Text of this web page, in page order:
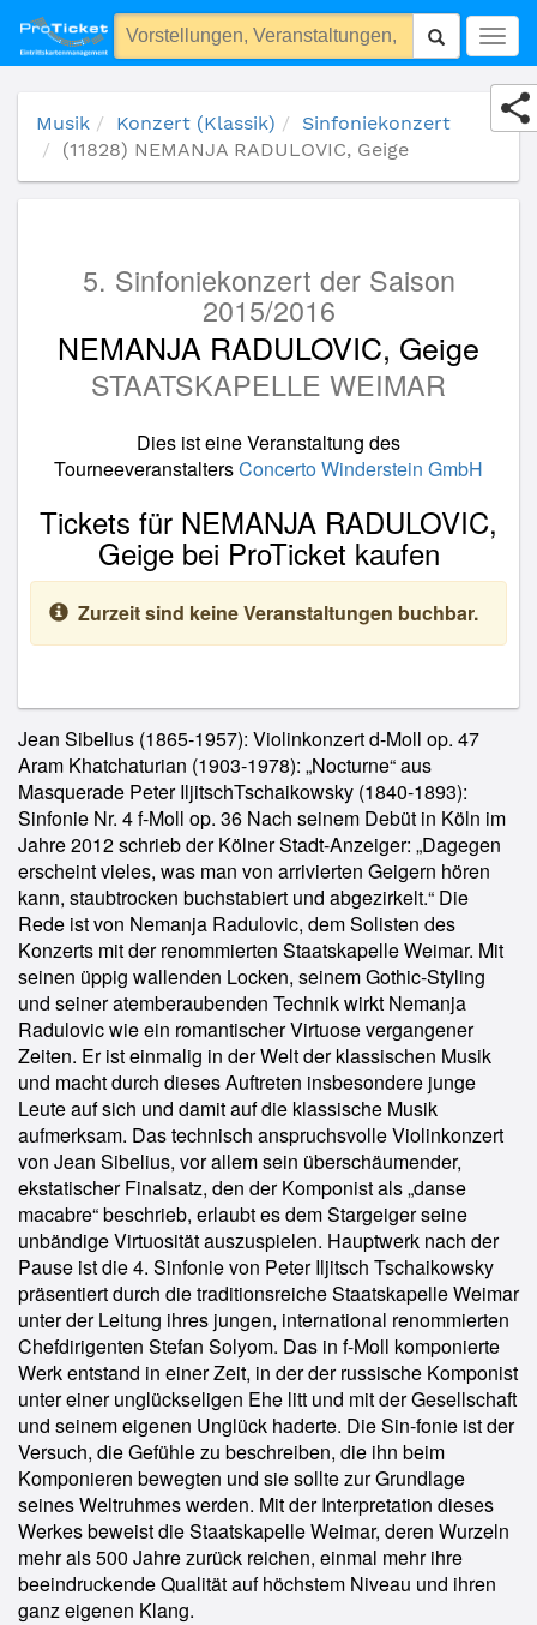
(11828) NEMANJA RADULOVIC, Geige
Musik Konzert (Klassik)
Sinfoniekonzert
(11828) NEMANJA RADULOVIC, Geige
5. Sinfoniekonzert der Saison
2015/2016
NEMANJA RADULOVIC, Geige
STAATSKAPELLE WEIMAR
Dies ist eine Veranstaltung des
TourneeveranstaltersConcerto Winderstein GmbH
Tickets für NEMANJA RADULOVIC,
Geige bei ProTicket kaufen
Zurzeit sind keine Veranstaltungen buchbar.
Jean Sibelius (1865-1957): Violinkonzert d-Moll op. 47
Aram Khatchaturian (1903-1978): „Nocturne“ aus
Masquerade Peter IljitschTschaikowsky (1840-1893):
Sinfonie Nr. 4 f-Moll op. 36 Nach seinem Debüt in Köln im
Jahre 2012 schrieb der Kölner Stadt-Anzeiger: „Dagegen
erscheint vieles, was man von arrivierten Geigern hören
kann, staubtrocken buchstabiert und abgezirkelt.“ Die
Rede ist von Nemanja Radulovic, dem Solisten des
Konzerts mit der renommierten Staatskapelle Weimar. Mit
seinen üppig wallenden Locken, seinem Gothic-Styling
und seiner atemberaubenden Technik wirkt Nemanja
Radulovic wie ein romantischer Virtuose vergangener
Zeiten. Er ist einmalig in der Welt der klassischen Musik
und macht durch dieses Auftreten insbesondere junge
Leute auf sich und damit auf die klassische Musik
aufmerksam. Das technisch anspruchsvolle Violinkonzert
von Jean Sibelius, vor allem sein überschäumender,
ekstatischer Finalsatz, den der Komponist als „danse
macabre“ beschrieb, erlaubt es dem Stargeiger seine
unbändige Virtuosität auszuspielen. Hauptwerk nach der
Pause ist die 4. Sinfonie von Peter Iljitsch Tschaikowsky
präsentiert durch die traditionsreiche Staatskapelle Weimar
unter der Leitung ihres jungen, international renommierten
Chefdirigenten Stefan Solyom. Das in f-Moll komponierte
Werk entstand in einer Zeit, in der der russische Komponist
unter einer unglückseligen Ehe litt und mit der Gesellschaft
und seinem eigenen Unglück haderte. Die Sin-fonie ist der
Versuch, die Gefühle zu beschreiben, die ihn beim
Komponieren bewegten und sie sollte zur Grundlage
seines Weltruhmes werden. Mit der Interpretation dieses
Werkes beweist die Staatskapelle Weimar, deren Wurzeln
mehr als 500 Jahre zurück reichen, einmal mehr ihre
beeindruckende Qualität auf höchstem Niveau und ihren
ganz eigenen Klang.